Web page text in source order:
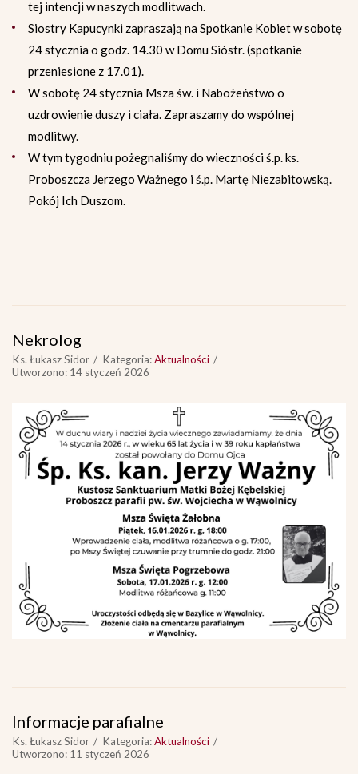
tej intencji w naszych modlitwach.
Siostry Kapucynki zapraszają na Spotkanie Kobiet w sobotę
24 stycznia o godz. 14.30 w Domu Sióstr. (spotkanie
przeniesione z 17.01).
W sobotę 24 stycznia Msza św. i Nabożeństwo o
uzdrowienie duszy i ciała. Zapraszamy do wspólnej
modlitwy.
W tym tygodniu pożegnaliśmy do wieczności ś.p. ks.
Proboszcza Jerzego Ważnego i ś.p. Martę Niezabitowską.
Pokój Ich Duszom.
Nekrolog
Ks. Łukasz Sidor Kategoria:Aktualności
Utworzono: 14 styczeń 2026
Informacje parafialne
Ks. Łukasz Sidor Kategoria:Aktualności
Utworzono: 11 styczeń 2026